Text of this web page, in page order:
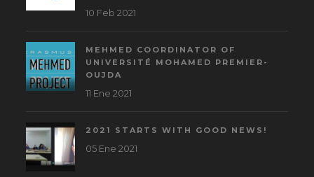
10 Feb 2021
MEHMED COORDINATOR OF
UNIVERSITÉ MOHAMED PREMIER-
OUJDA
11 Ene 2021
2021 STARTS WITH GOOD NEWS!
05 Ene 2021